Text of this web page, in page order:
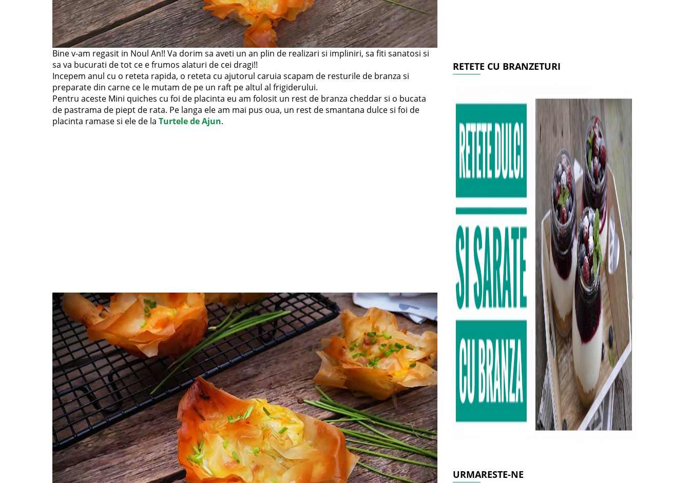
Bine v-am regasit in Noul An!! Va dorim sa aveti un an plin de realizari si impliniri, sa fiti sanatosi si
sa va bucurati de tot ce e frumos alaturi de cei dragi!!
Incepem anul cu o reteta rapida, o reteta cu ajutorul caruia scapam de resturile de branza si
preparate din carne ce le mutam de pe un raft pe altul al frigiderului.
Pentru aceste Mini quiches cu foi de placinta eu am folosit un rest de branza cheddar si o bucata
de pastrama de piept de rata. Pe langa ele am mai pus oua, un rest de smantana dulce si foi de
placinta ramase si ele de la Turtele de Ajun.
RETETE CU BRANZETURI
URMARESTE-NE